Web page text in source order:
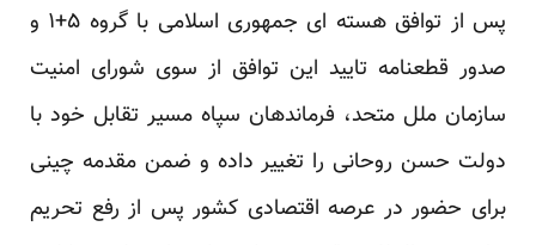
پس از توافق هسته ای جمهوری اسلامی با گروه ۵+۱ و
صدور قطعنامه تایید این توافق از سوی شورای امنیت
سازمان ملل متحد، فرماندهان سپاه مسیر تقابل خود با
دولت حسن روحانی را تغییر داده و ضمن مقدمه چینی
برای حضور در عرصه اقتصادی کشور پس از رفع تحریم